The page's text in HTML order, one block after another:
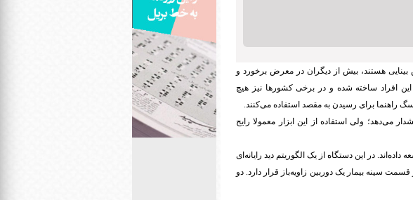
بینایی هستند، بیش از دیگران در معرض برخورد و
افراد ساخته شده و در برخی کشورها نیز هیچ
سگ راهنما برای رسیدن به مقصد استفاده می‌کنند.
می‌دهد؛ ولی استفاده از این ابزار معمولا رایج
در این دستگاه از یک الگوریتم دید رایانه‌ای
سینه بیمار یک دوربین زاویه‌باز قرار دارد. دو